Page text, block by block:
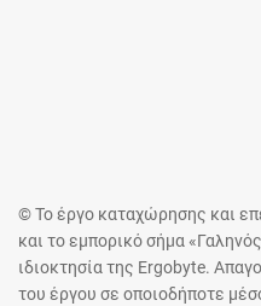
© Το έργο καταχώρησης και
και το εμπορικό σήμα
ιδιοκτησία της Ergobyte.
του έργου σε οποιοδήποτε